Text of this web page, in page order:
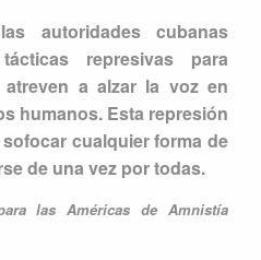
autoridades cubanas
represivas para
a alzar la voz en
humanos. Esta represión
cualquier forma de
de una vez por todas.
las Américas de Amnistía